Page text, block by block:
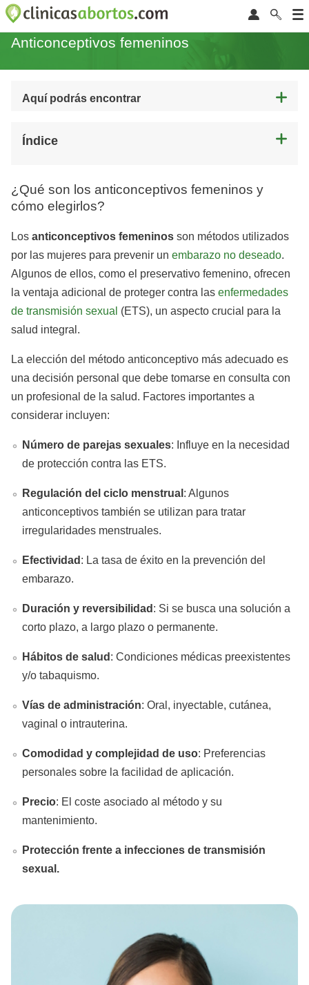
Anticonceptivos femeninos
Aquí podrás encontrar
Índice
¿Qué son los anticonceptivos femeninos y
cómo elegirlos?
Los anticonceptivos femeninos son métodos utilizados
por las mujeres para prevenir un embarazo no deseado.
Algunos de ellos, como el preservativo femenino, ofrecen
la ventaja adicional de proteger contra las enfermedades
de transmisión sexual (ETS), un aspecto crucial para la
salud integral.
La elección del método anticonceptivo más adecuado es
una decisión personal que debe tomarse en consulta con
un profesional de la salud. Factores importantes a
considerar incluyen:
Número de parejas sexuales: Influye en la necesidad
de protección contra las ETS.
Regulación del ciclo menstrual : Algunos
anticonceptivos también se utilizan para tratar
irregularidades menstruales.
Efectividad : La tasa de éxito en la prevención del
embarazo.
Duración y reversibilidad : Si se busca una solución a
corto plazo, a largo plazo o permanente.
Hábitos de salud : Condiciones médicas preexistentes
y/o tabaquismo.
Vías de administración: Oral, inyectable, cutánea,
vaginal o intrauterina.
Comodidad y complejidad de uso: Preferencias
personales sobre la facilidad de aplicación.
Precio: El coste asociado al método y su
mantenimiento.
Protección frente a infecciones de transmisión
sexual.